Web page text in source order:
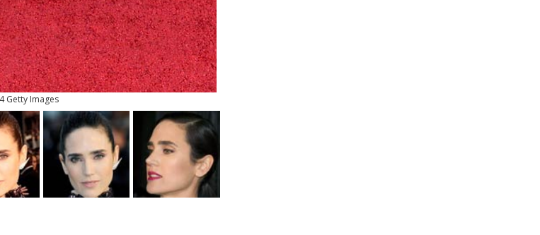
Getty Images